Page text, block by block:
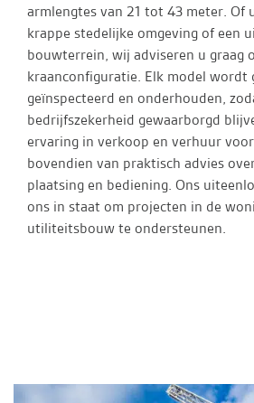
armlengtes van 21 tot 43 meter. Of
krappe stedelijke omgeving of een
bouwterrein, wij adviseren u graag
kraanconfiguratie. Elk model wordt
geïnspecteerd en onderhouden,
bedrijfszekerheid gewaarborgd
ervaring in verkoop en verhuur
bovendien van praktisch advies
plaatsing en bediening. Ons
ons in staat om projecten in de
utiliteitsbouw te ondersteunen.